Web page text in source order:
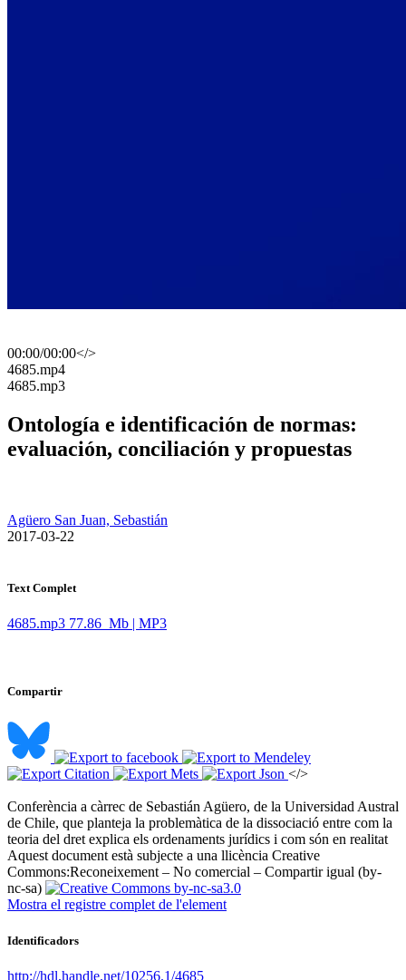
00:00/00:00</>
​4685.mp4
​4685.mp3
Ontología e identificación de normas:
evaluación, conciliación y propuestas
Agüero San Juan, Sebastián
​ 2017-03-22
Text Complet
4685.mp3 77.86 Mb | MP3
Compartir
</>
Conferència a càrrec de Sebastián Agüero, de la Universidad Austral
de Chile, que planteja la problemàtica de la dissociació entre com la
teoria del dret explica els ordenaments jurídics i com són en realitat ​
Aquest document està subjecte a una llicència Creative
Commons:Reconeixement – No comercial – Compartir igual (by-
nc-sa)
Mostra el registre complet de l'element
Identificadors
http://hdl.handle.net/10256.1/4685